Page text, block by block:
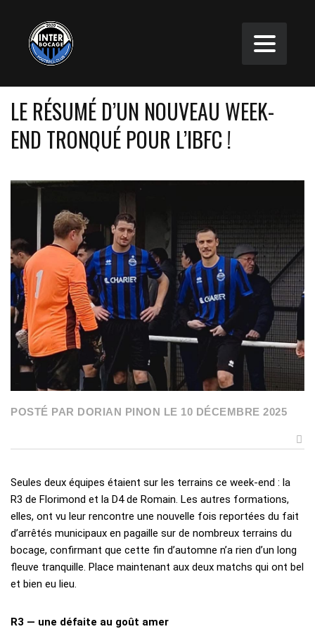
LE RÉSUMÉ D’UN NOUVEAU WEEK-
END TRONQUÉ POUR L’IBFC !
POSTÉ PAR DORIAN PINON LE 10 DÉCEMBRE 2025
Seules deux équipes étaient sur les terrains ce week-end : la
R3 de Florimond et la D4 de Romain. Les autres formations,
elles, ont vu leur rencontre une nouvelle fois reportées du fait
d’arrêtés municipaux en pagaille sur de nombreux terrains du
bocage, confirmant que cette fin d’automne n’a rien d’un long
fleuve tranquille. Place maintenant aux deux matchs qui ont bel
et bien eu lieu.
R3 — une défaite au goût amer